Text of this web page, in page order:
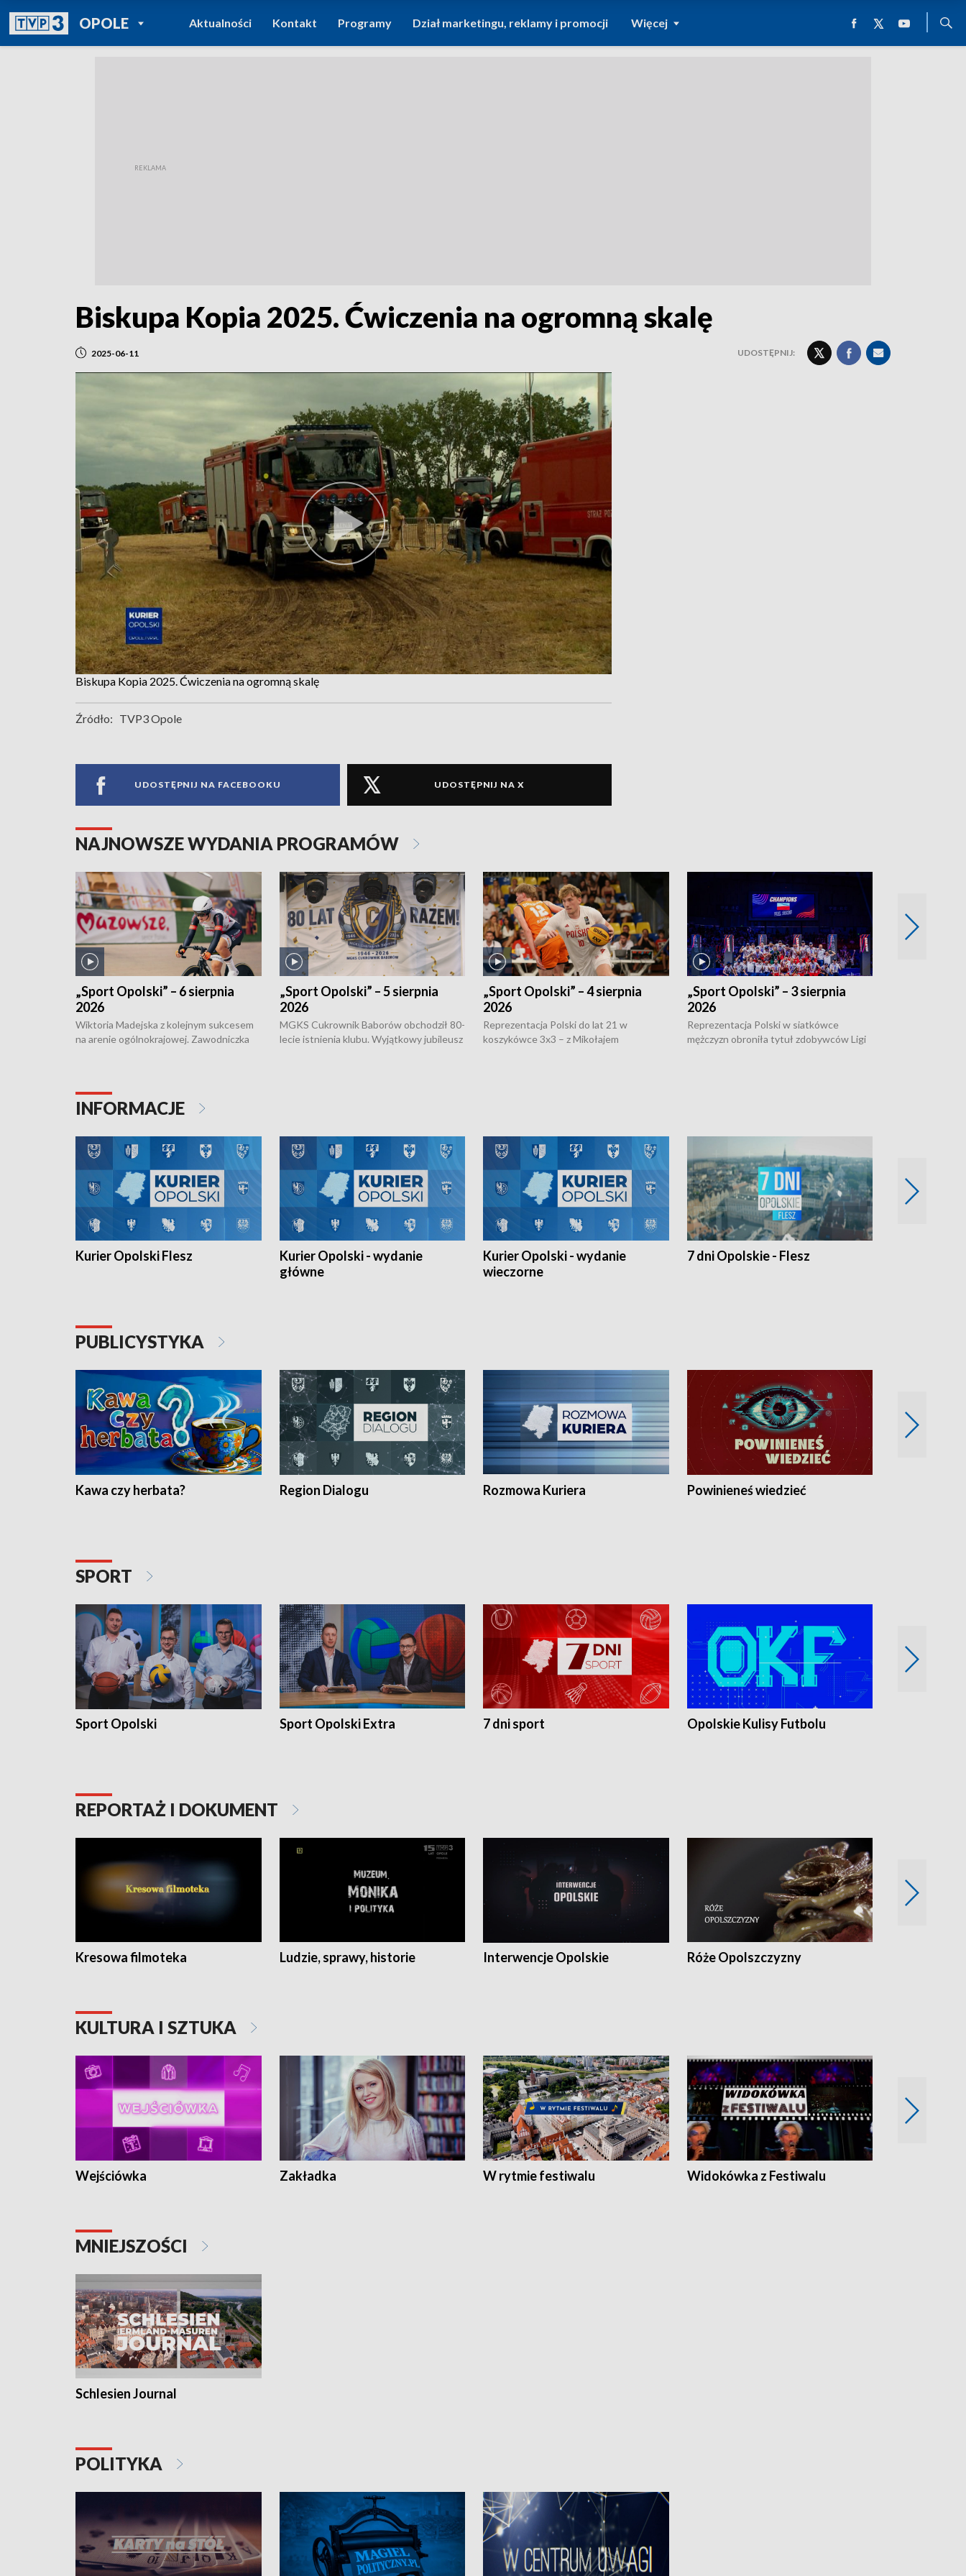
OPOLEPOWRÓT DO
TVP REGIONY
Aktualności Kontakt Programy Dział marketingu, reklamy i promocji Więcej
Biskupa Kopia 2025. Ćwiczenia na ogromną skalę
2025-06-11 UDOSTĘPNIJ:
Biskupa Kopia 2025. Ćwiczenia na ogromną skalę
Źródło: TVP3 Opole
UDOSTĘPNIJ NA FACEBOOKU UDOSTĘPNIJ NA X
NAJNOWSZE WYDANIA PROGRAMÓW
„Sport Opolski” – 6 sierpnia
2026
Wiktoria Madejska z kolejnym sukcesem
na arenie ogólnokrajowej. Zawodniczka
torowym.
„Sport Opolski” – 5 sierpnia
2026
MGKS Cukrownik Baborów obchodził 80-
lecie istnienia klubu. Wyjątkowy jubileusz
„Sport Opolski” – 4 sierpnia
2026
Reprezentacja Polski do lat 21 w
koszykówce 3x3 – z Mikołajem
„Sport Opolski” – 3 sierpnia
2026
Reprezentacja Polski w siatkówce
mężczyzn obroniła tytuł zdobywców Ligi
INFORMACJE
Kurier Opolski Flesz
Kurier Opolski - wydanie
główne
Kurier Opolski - wydanie
wieczorne
7 dni Opolskie - Flesz
PUBLICYSTYKA
Kawa czy herbata? Region Dialogu Rozmowa Kuriera Powinieneś wiedzieć
SPORT
Sport Opolski Sport Opolski Extra 7 dni sport Opolskie Kulisy Futbolu
REPORTAŻ I DOKUMENT
Kresowa filmoteka Ludzie, sprawy, historie Interwencje Opolskie Róże Opolszczyzny
KULTURA I SZTUKA
Wejściówka Zakładka W rytmie festiwalu Widokówka z Festiwalu
MNIEJSZOŚCI
Schlesien Journal
POLITYKA